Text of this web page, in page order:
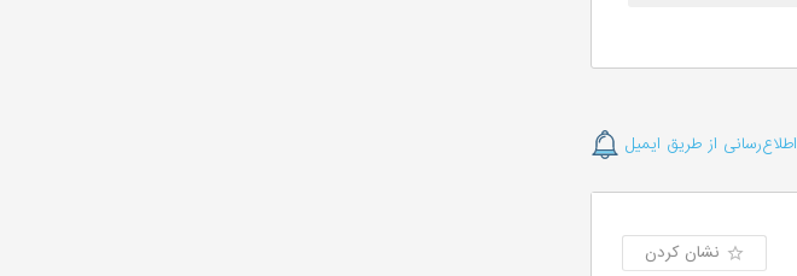
اطلاع‌رسانی از طریق ایمیل
نشان کردن